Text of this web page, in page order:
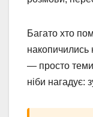
Багато хто
накопичились
— просто
ніби нагадує: